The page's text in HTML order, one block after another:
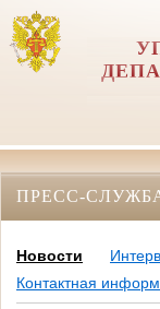
ПРЕСС-
Новости
Контактная